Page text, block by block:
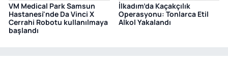
VM Medical Park Samsun
Hastanesi'nde Da Vinci X
Cerrahi Robotu kullanılmaya
başlandı
İlkadım’da Kaçakçılık
Operasyonu: Tonlarca Etil
Alkol Yakalandı